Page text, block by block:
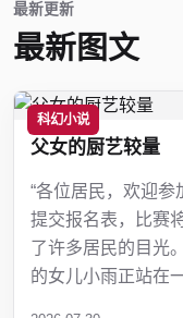
最新更新
最新图文
科幻小说
父女的厨艺较量
“各位居民，欢迎
提交报名表，比赛
了许多居民的目光
的女儿小雨正站在